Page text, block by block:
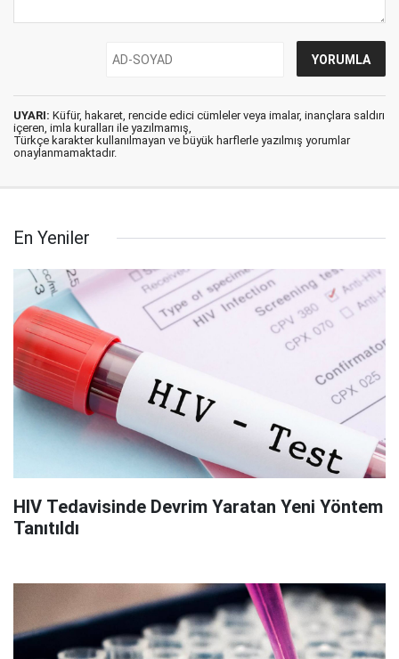
UYARI: Küfür, hakaret, rencide edici cümleler veya imalar, inançlara saldırı
içeren, imla kuralları ile yazılmamış,
Türkçe karakter kullanılmayan ve büyük harflerle yazılmış yorumlar
onaylanmamaktadır.
En Yeniler
HIV Tedavisinde Devrim Yaratan Yeni Yöntem
Tanıtıldı